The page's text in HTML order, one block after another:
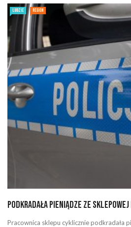
LUDZIE REGION
Podkradała pieniądze ze
Pracownica sklepu cyklicznie podkradała